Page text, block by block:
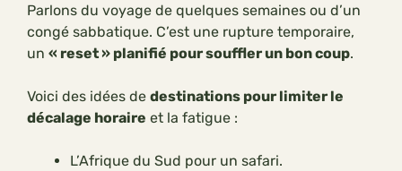
Parlons du voyage de quelques semaines ou d’un
congé sabbatique. C’est une rupture temporaire,
un « reset » planifié pour souffler un bon coup.
Voici des idées de destinations pour limiter le
décalage horaire et la fatigue :
L’Afrique du Sud pour un safari.